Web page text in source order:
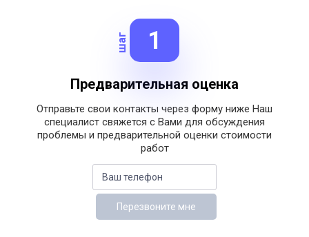
1
шаг
Предварительная оценка
Отправьте свои контакты через форму ниже Наш
специалист свяжется с Вами для обсуждения
проблемы и предварительной оценки стоимости
работ
Перезвоните мне